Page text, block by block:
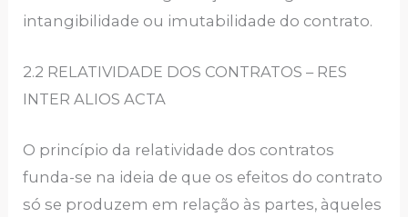
intangibilidade ou imutabilidade do contrato.
2.2 RELATIVIDADE DOS CONTRATOS – RES
INTER ALIOS ACTA
O princípio da relatividade dos contratos
funda-se na ideia de que os efeitos do contrato
só se produzem em relação às partes, àqueles